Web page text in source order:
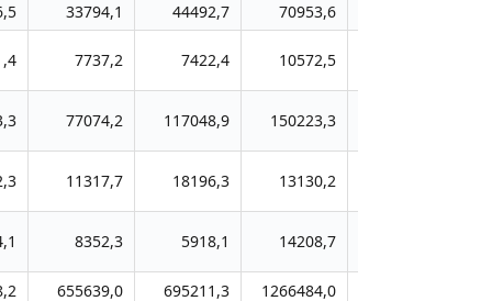
33794,1 44492,7 70953,6
7737,2 7422,4 10572,5
77074,2 117048,9 150223,3
11317,7 18196,3 13130,2
8352,3 5918,1 14208,7
655639,0 695211,3 1266484,0